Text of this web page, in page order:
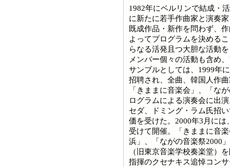
1982年にベルリンで結成・
に新たに若手作曲家と演奏
既成作品・新作を問わず、
よってプログラムを決める
らなる活発且つ大胆な活動
メンバー個々の活動も含め
サンブルとしては、1999年
招聘され、全曲、韓国人作
「きままに音楽会」、「な
ログラムによる演奏会に出
セダ、ドミング・ラム氏招
価を受けた。2000年3月に
受けて開催。「きままに音
浜」、「ながの音楽祭2000
（旧東京音楽学校奏楽堂）
指揮のクセナキス追悼コン